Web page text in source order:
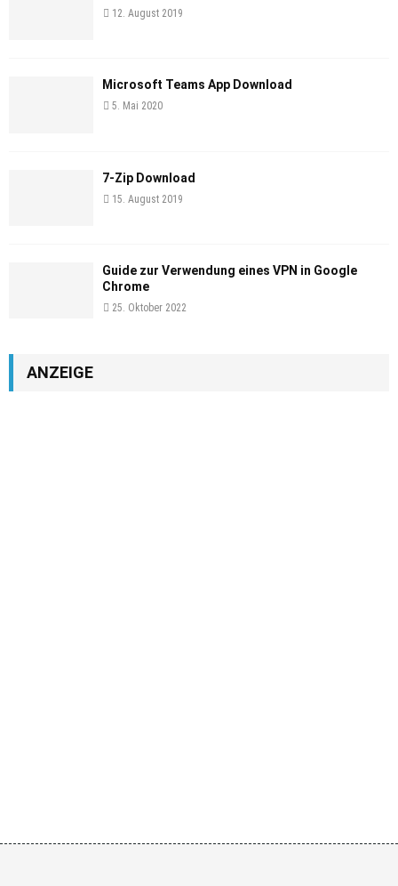
12. August 2019
Microsoft Teams App Download
5. Mai 2020
7-Zip Download
15. August 2019
Guide zur Verwendung eines VPN in Google
Chrome
25. Oktober 2022
ANZEIGE